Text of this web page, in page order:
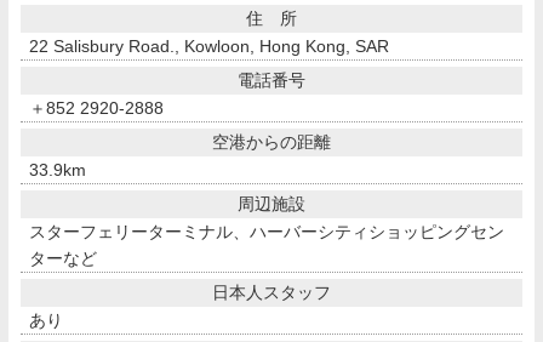
住 所
22 Salisbury Road., Kowloon, Hong Kong, SAR
電話番号
＋852 2920-2888
空港からの距離
33.9km
周辺施設
スターフェリーターミナル、ハーバーシティショッピングセン
ターなど
日本人スタッフ
あり